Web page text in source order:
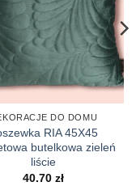
DO DOMU
RIA 45X45
butelkowa zieleń
liście
40.70 zł